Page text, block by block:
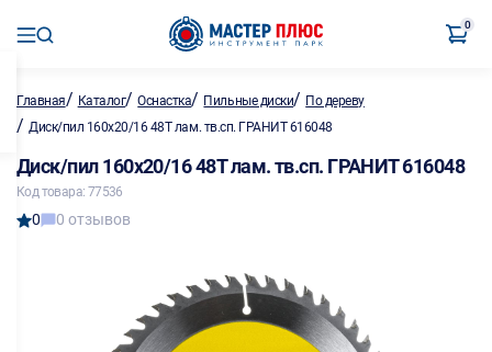
0
Главная/ Каталог/Оснастка/ Пильные диски/ По дереву
/ Диск/пил 160х20/16 48Т лам. тв.сп. ГРАНИТ 616048
Диск/пил 160х20/16 48Т лам. тв.сп. ГРАНИТ 616048
Код товара: 77536
0 0 отзывов